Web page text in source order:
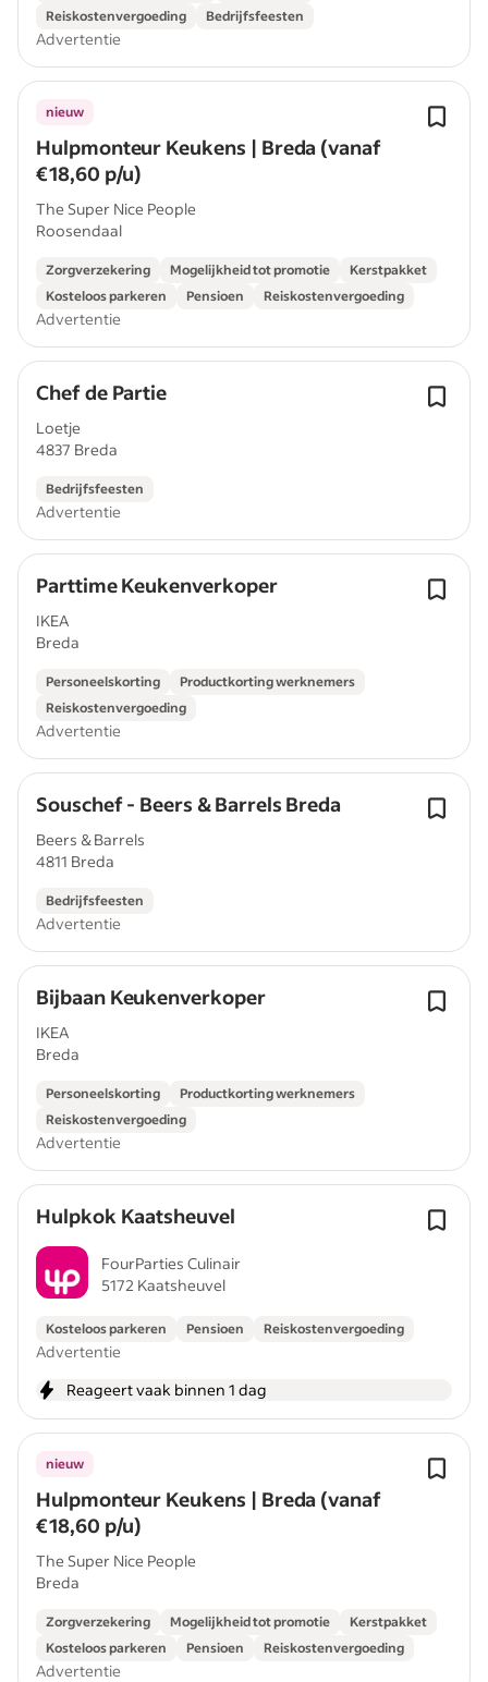
Reiskostenvergoeding Bedrijfsfeesten
Advertentie
Hulpmonteur Keukens | Breda (vanaf
€18,60 p/u)
nieuw
The Super Nice People
Roosendaal
Zorgverzekering Mogelijkheid tot promotie
Kerstpakket
Kosteloos parkeren
Pensioen Reiskostenvergoeding
Advertentie
Chef de Partie
Loetje
4837 Breda
Bedrijfsfeesten
Advertentie
Parttime Keukenverkoper
IKEA
Breda
Personeelskorting
Productkorting werknemers
Reiskostenvergoeding
Advertentie
Souschef - Beers & Barrels Breda
Beers & Barrels
4811 Breda
Bedrijfsfeesten
Advertentie
Bijbaan Keukenverkoper
IKEA
Breda
Personeelskorting
Productkorting werknemers
Reiskostenvergoeding
Advertentie
Hulpkok Kaatsheuvel
FourParties Culinair
5172 Kaatsheuvel
Kosteloos parkeren Pensioen Reiskostenvergoeding
Advertentie
Reageert vaak binnen 1 dag
Hulpmonteur Keukens | Breda (vanaf
€18,60 p/u)
nieuw
The Super Nice People
Breda
Zorgverzekering Mogelijkheid tot promotie
Kerstpakket
Kosteloos parkeren
Pensioen Reiskostenvergoeding
Advertentie